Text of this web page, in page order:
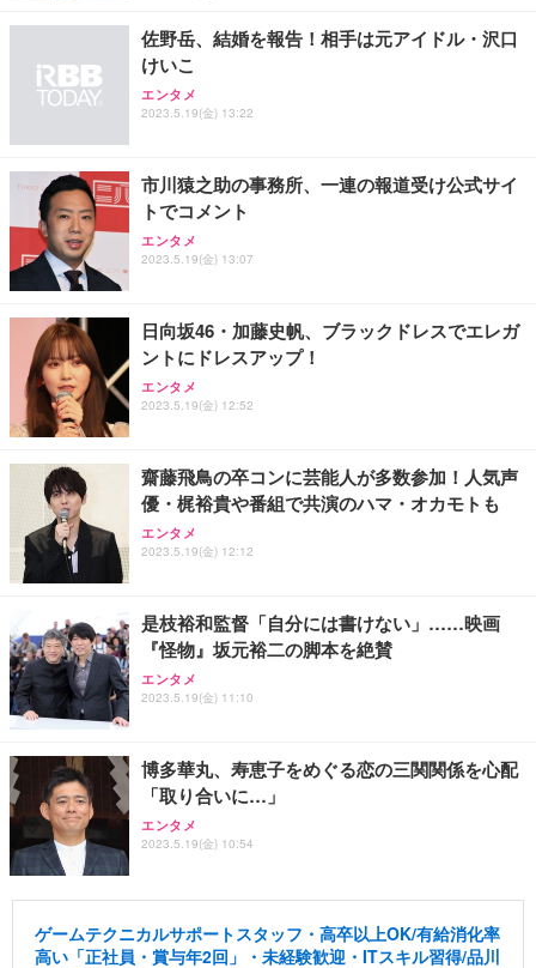
佐野岳、結婚を報告！相手は元アイドル・沢口
けいこ
エンタメ
2023.5.19(金) 13:22
市川猿之助の事務所、一連の報道受け公式サイ
トでコメント
エンタメ
2023.5.19(金) 13:07
日向坂46・加藤史帆、ブラックドレスでエレガ
ントにドレスアップ！
エンタメ
2023.5.19(金) 12:52
齋藤飛鳥の卒コンに芸能人が多数参加！人気声
優・梶裕貴や番組で共演のハマ・オカモトも
エンタメ
2023.5.19(金) 12:12
是枝裕和監督「自分には書けない」……映画
『怪物』坂元裕二の脚本を絶賛
エンタメ
2023.5.19(金) 11:10
博多華丸、寿恵子をめぐる恋の三関関係を心配
「取り合いに…」
エンタメ
2023.5.19(金) 10:54
ゲームテクニカルサポートスタッフ・高卒以上OK/有給消化率
高い「正社員・賞与年2回」・未経験歓迎・ITスキル習得/品川